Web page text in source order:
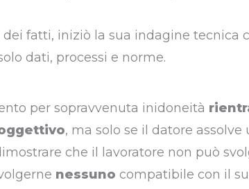
fatti, iniziò la sua indagine tecnica
dati, processi e norme.
per sopravvenuta inidoneità
, ma solo se il datore assolve
che il lavoratore non può
nessuno compatibile con il